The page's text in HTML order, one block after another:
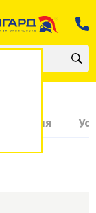
Гарантия